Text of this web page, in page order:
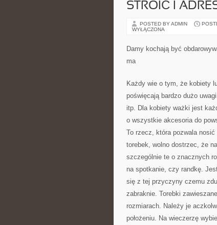
STROIĆ I
POSTED BY ADMIN
WYŁĄCZONA
Damy kochają być
ma
Każdy wie o tym, że kobiety
poświęcają bardzo dużo
itp. Dla kobiety ważki jest
o wszystkie akcesoria do
To rzecz, która pozwala
torebek, wolno dostrzec, że
szczególnie te o znacznych
na spotkanie, czy randkę.
się z tej przyczyny czemu
zabraknie. Torebki
rozmiarach. Należy je
położeniu. Na wieczerzę